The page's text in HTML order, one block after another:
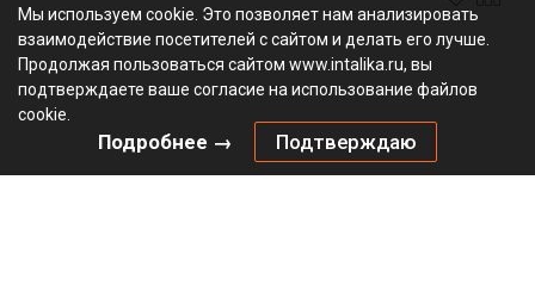
Мы используем cookie. Это позволяет нам анализировать
взаимодействие посетителей с сайтом и делать его лучше.
Продолжая пользоваться сайтом www.intalika.ru, вы
подтверждаете ваше согласие на использование файлов
cookie.
Подробнее → Подтверждаю